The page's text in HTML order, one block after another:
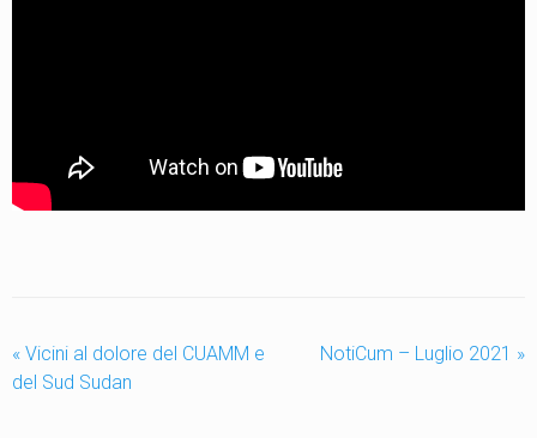
« Vicini al dolore del CUAMM e
del Sud Sudan
NotiCum – Luglio 2021 »